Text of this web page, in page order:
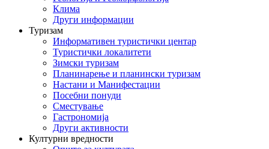
Клима
Други информации
Туризам
Информативен туристички центар
Туристички локалитети
Зимски туризам
Планинарење и планински туризам
Настани и Манифестации
Посебни понуди
Сместување
Гастрономија
Други активности
Културни вредности